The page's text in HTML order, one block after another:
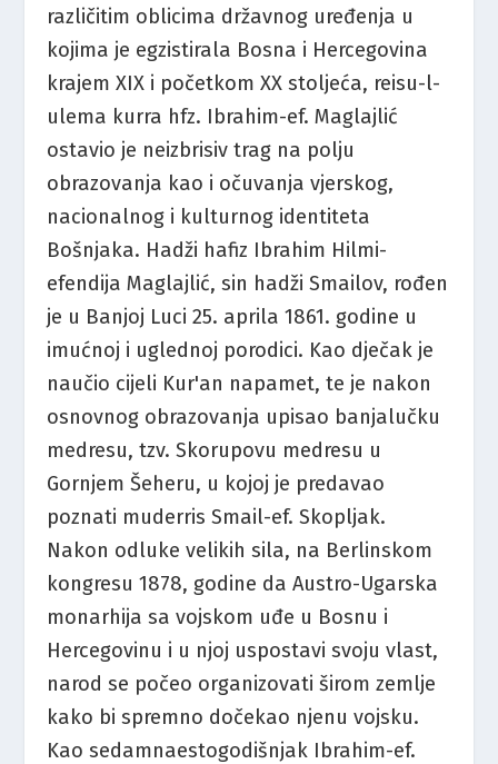
različitim oblicima državnog uređenja u
kojima je egzistirala Bosna i Hercegovina
krajem XIX i početkom XX stoljeća, reisu-l-
ulema kurra hfz. Ibrahim-ef. Maglajlić
ostavio je neizbrisiv trag na polju
obrazovanja kao i očuvanja vjerskog,
nacionalnog i kulturnog identiteta
Bošnjaka. Hadži hafiz Ibrahim Hilmi-
efendija Maglajlić, sin hadži Smailov, rođen
je u Banjoj Luci 25. aprila 1861. godine u
imućnoj i uglednoj porodici. Kao dječak je
naučio cijeli Kur'an napamet, te je nakon
osnovnog obrazovanja upisao banjalučku
medresu, tzv. Skorupovu medresu u
Gornjem Šeheru, u kojoj je predavao
poznati muderris Smail-ef. Skopljak.
Nakon odluke velikih sila, na Berlinskom
kongresu 1878, godine da Austro-Ugarska
monarhija sa vojskom uđe u Bosnu i
Hercegovinu i u njoj uspostavi svoju vlast,
narod se počeo organizovati širom zemlje
kako bi spremno dočekao njenu vojsku.
Kao sedamnaestogodišnjak Ibrahim-ef.